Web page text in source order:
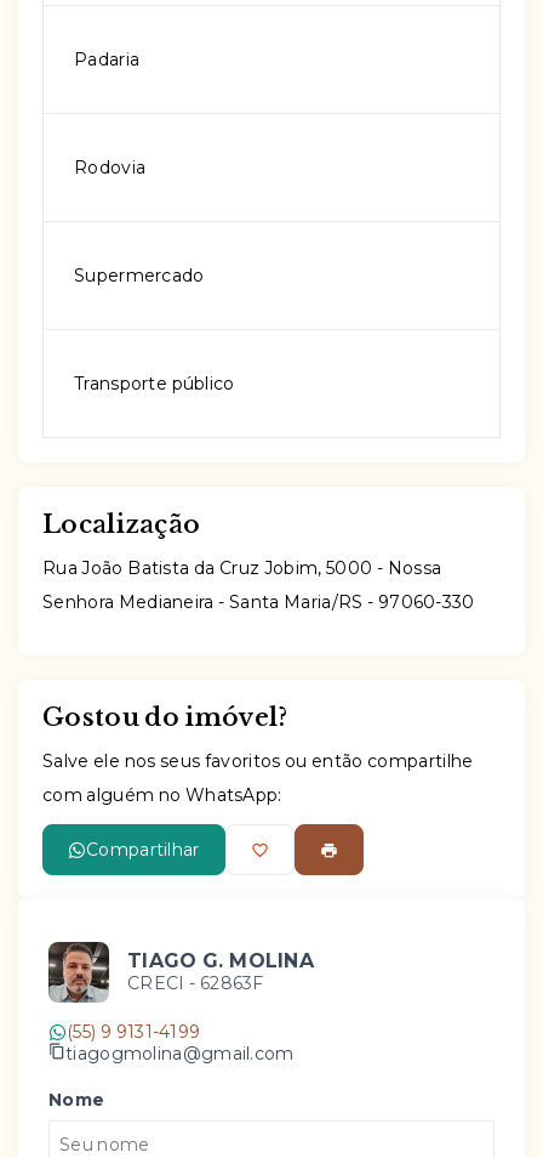
Padaria
Rodovia
Supermercado
Transporte público
Localização
Rua João Batista da Cruz Jobim, 5000 - Nossa
Senhora Medianeira - Santa Maria/RS - 97060-330
Gostou do imóvel?
Salve ele nos seus favoritos ou então compartilhe
com alguém no WhatsApp:
Compartilhar
TIAGO G. MOLINA
CRECI - 62863F
(55) 9 9131-4199
tiagogmolina@gmail.com
Nome